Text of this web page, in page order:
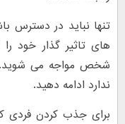
تنها نباید در دسترس
های تاثیر گذار خود
شخص مواجه می شوید.
ندارد ادامه دهید.
برای جذب کردن فردی